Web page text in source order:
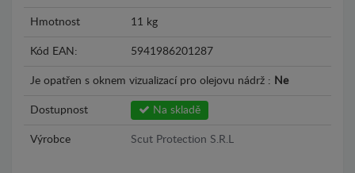
Hmotnost 11 kg
Kód EAN: 5941986201287
Je opatřen s oknem vizualizací pro olejovu nádrž : Ne
Dostupnost Na skladě
Výrobce Scut Protection S.R.L